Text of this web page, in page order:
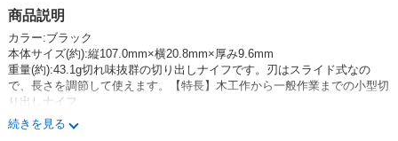
商品説明
カラー:ブラック
本体サイズ(約):縦107.0mm×横20.8mm×厚み9.6mm
重量(約):43.1g切れ味抜群の切り出しナイフです。刃はスライド式なの
で、長さを調節して使えます。【特長】木工作から一般作業までの小型切
り出しナイフ
[英語商品名(Item Name)] 26B by OLFA
[日本語商品名]オルファ(OLFA) クラフトナイフS型 26B
続きを見る